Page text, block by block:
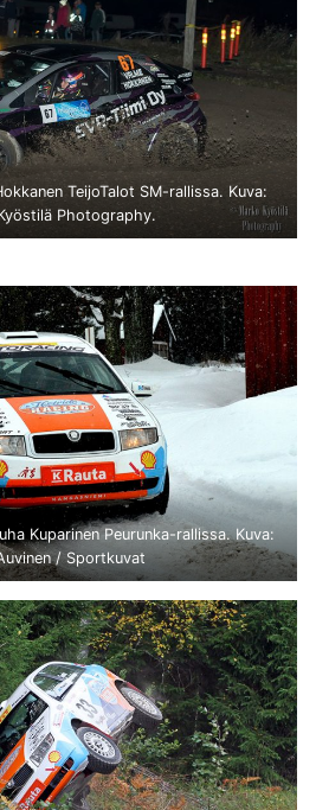
TeijoTalot SM-rallissa. Kuva:
Photography.
Kuparinen Peurunka-rallissa. Kuva:
/ Sportkuvat